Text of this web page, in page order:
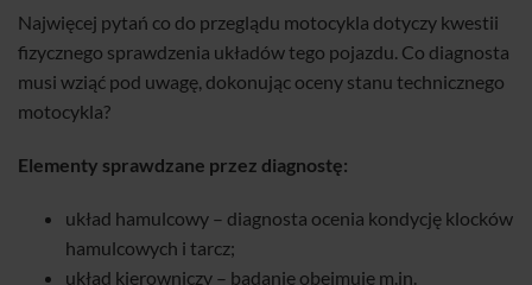
Najwięcej pytań co do przeglądu motocykla dotyczy kwestii
fizycznego sprawdzenia układów tego pojazdu. Co diagnosta
musi wziąć pod uwagę, dokonując oceny stanu technicznego
motocykla?
Elementy sprawdzane przez diagnostę:
układ hamulcowy – diagnosta ocenia kondycję klocków
hamulcowych i tarcz;
układ kierowniczy – badanie obejmuje m.in.